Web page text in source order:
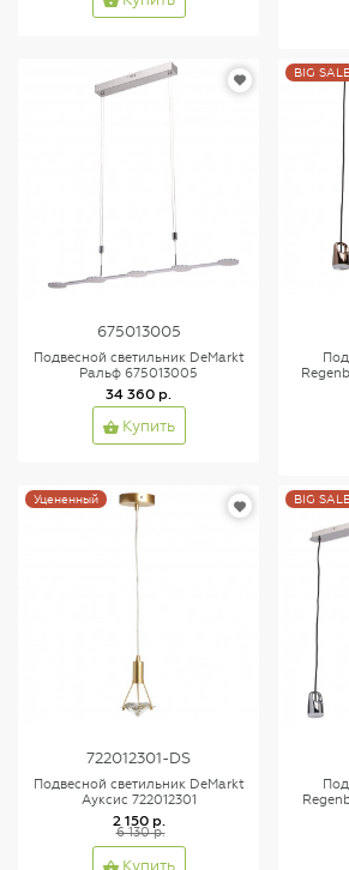
675013005
Подвесной светильник DeMarkt
Ральф 675013005
34 360 р.
Купить
BIG SALE
Уцененный
722012301-DS
Подвесной светильник DeMarkt
Ауксис 722012301
2 150 р.
6 130 р.
Купить
BIG SALE